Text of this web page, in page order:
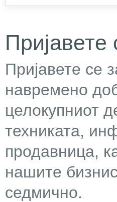
Пријавете се
навремено
целокупниот
техниката,
продавница,
нашите
седмично.